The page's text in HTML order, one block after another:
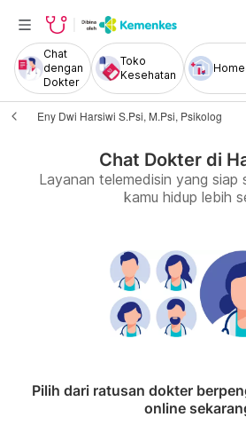
Chat
dengan
Dokter
Toko
Kesehatan
Eny Dwi Harsiwi S.Psi, M.Psi, Psikolog
Chat Dokter di
Layanan telemedisin yang siap
kamu hidup lebih
Pilih dari ratusan dokter
online